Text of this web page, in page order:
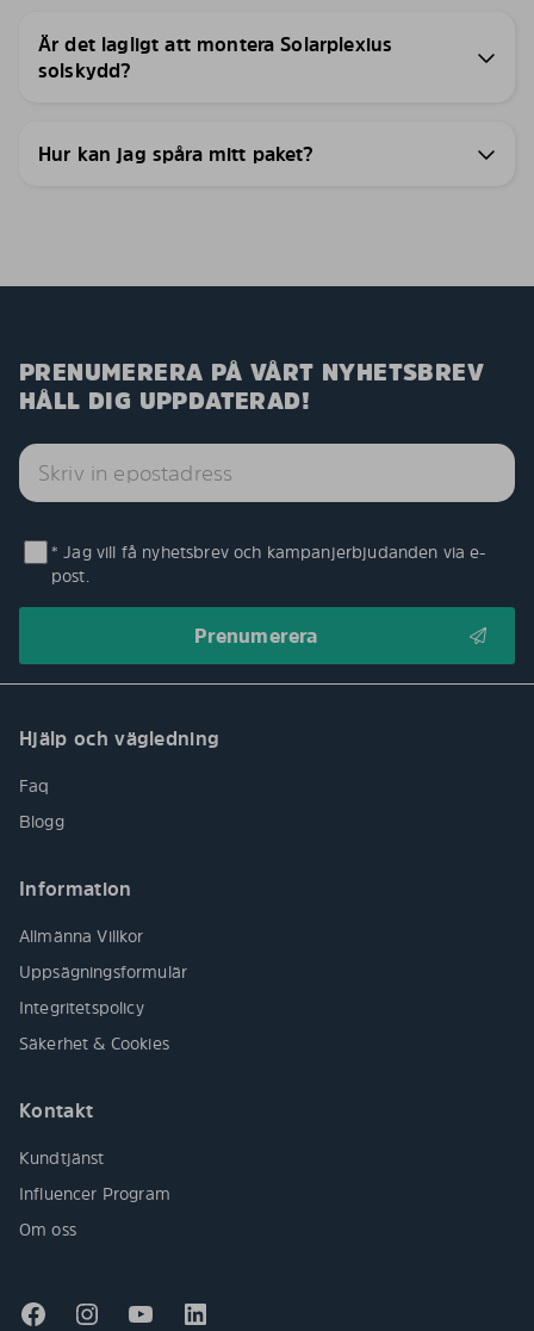
Är det lagligt att montera Solarplexius
solskydd?
Hur kan jag spåra mitt paket?
PRENUMERERA PÅ VÅRT NYHETSBREV
HÅLL DIG UPPDATERAD!
* Jag vill få nyhetsbrev och kampanjerbjudanden via e-
post.
Hjälp och vägledning
Faq
Blogg
Information
Allmänna Villkor
Uppsägningsformulär
Integritetspolicy
Säkerhet & Cookies
Kontakt
Kundtjänst
Influencer Program
Om oss